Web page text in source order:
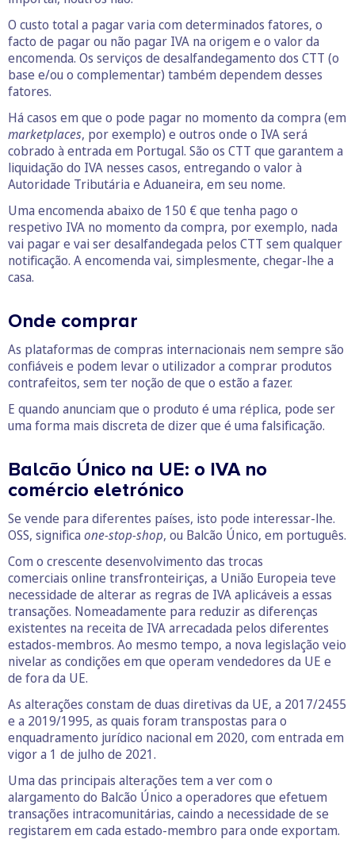
O custo total a pagar varia com determinados fatores, o
facto de pagar ou não pagar IVA na origem e o valor da
encomenda. Os serviços de desalfandegamento dos CTT (o
base e/ou o complementar) também dependem desses
fatores.
Há casos em que o pode pagar no momento da compra (em
marketplaces, por exemplo) e outros onde o IVA será
cobrado à entrada em Portugal. São os CTT que garantem a
liquidação do IVA nesses casos, entregando o valor à
Autoridade Tributária e Aduaneira, em seu nome.
Uma encomenda abaixo de 150 € que tenha pago o
respetivo IVA no momento da compra, por exemplo, nada
vai pagar e vai ser desalfandegada pelos CTT sem qualquer
notificação. A encomenda vai, simplesmente, chegar-lhe a
casa.
Onde comprar
As plataformas de compras internacionais nem sempre são
confiáveis e podem levar o utilizador a comprar produtos
contrafeitos, sem ter noção de que o estão a fazer.
E quando anunciam que o produto é uma réplica, pode ser
uma forma mais discreta de dizer que é uma falsificação.
Balcão Único na UE: o IVA no
comércio eletrónico
Se vende para diferentes países, isto pode interessar-lhe.
OSS, significa one-stop-shop, ou Balcão Único, em português.
Com o crescente desenvolvimento das trocas
comerciais online transfronteiriças, a União Europeia teve
necessidade de alterar as regras de IVA aplicáveis a essas
transações. Nomeadamente para reduzir as diferenças
existentes na receita de IVA arrecadada pelos diferentes
estados-membros. Ao mesmo tempo, a nova legislação veio
nivelar as condições em que operam vendedores da UE e
de fora da UE.
As alterações constam de duas diretivas da UE, a 2017/2455
e a 2019/1995, as quais foram transpostas para o
enquadramento jurídico nacional em 2020, com entrada em
vigor a 1 de julho de 2021.
Uma das principais alterações tem a ver com o
alargamento do Balcão Único a operadores que efetuem
transações intracomunitárias, caindo a necessidade de se
registarem em cada estado-membro para onde exportam.